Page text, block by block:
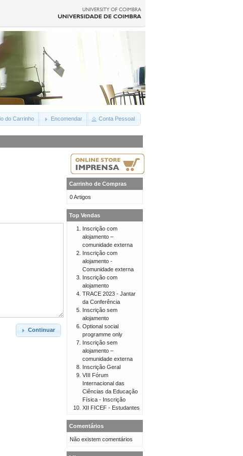
do Carrinho Encomendar Conta Pessoal
Continuar
Carrinho de Compras
0 Artigos
Top Vendas
Inscrição com
alojamento –
comunidade externa
Inscrição com
alojamento -
Comunidade externa
Inscrição com
alojamento
TRACE 2023 - Jantar
da Conferência
Inscrição sem
alojamento
Optional social
programme only
Inscrição sem
alojamento –
comunidade externa
Inscrição Geral
VIII Fórum
Internacional das
Ciências da Educação
Física - Inscrição
XII FICEF - Estudantes
Comentários
Não existem comentários